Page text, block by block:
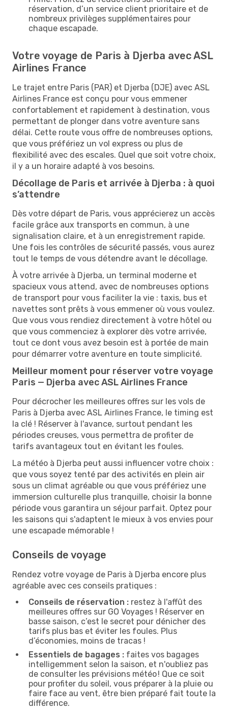
réservation, d’un service client prioritaire et de
nombreux privilèges supplémentaires pour
chaque escapade.
Votre voyage de Paris à Djerba avec ASL
Airlines France
Le trajet entre Paris (PAR) et Djerba (DJE) avec ASL
Airlines France est conçu pour vous emmener
confortablement et rapidement à destination, vous
permettant de plonger dans votre aventure sans
délai. Cette route vous offre de nombreuses options,
que vous préfériez un vol express ou plus de
flexibilité avec des escales. Quel que soit votre choix,
il y a un horaire adapté à vos besoins.
Décollage de Paris et arrivée à Djerba : à quoi
s’attendre
Dès votre départ de Paris, vous apprécierez un accès
facile grâce aux transports en commun, à une
signalisation claire, et à un enregistrement rapide.
Une fois les contrôles de sécurité passés, vous aurez
tout le temps de vous détendre avant le décollage.
À votre arrivée à Djerba, un terminal moderne et
spacieux vous attend, avec de nombreuses options
de transport pour vous faciliter la vie : taxis, bus et
navettes sont prêts à vous emmener où vous voulez.
Que vous vous rendiez directement à votre hôtel ou
que vous commenciez à explorer dès votre arrivée,
tout ce dont vous avez besoin est à portée de main
pour démarrer votre aventure en toute simplicité.
Meilleur moment pour réserver votre voyage
Paris — Djerba avec ASL Airlines France
Pour décrocher les meilleures offres sur les vols de
Paris à Djerba avec ASL Airlines France, le timing est
la clé ! Réserver à l'avance, surtout pendant les
périodes creuses, vous permettra de profiter de
tarifs avantageux tout en évitant les foules.
La météo à Djerba peut aussi influencer votre choix :
que vous soyez tenté par des activités en plein air
sous un climat agréable ou que vous préfériez une
immersion culturelle plus tranquille, choisir la bonne
période vous garantira un séjour parfait. Optez pour
les saisons qui s'adaptent le mieux à vos envies pour
une escapade mémorable !
Conseils de voyage
Rendez votre voyage de Paris à Djerba encore plus
agréable avec ces conseils pratiques :
Conseils de réservation : restez à l'affût des
meilleures offres sur GO Voyages ! Réserver en
basse saison, c’est le secret pour dénicher des
tarifs plus bas et éviter les foules. Plus
d’économies, moins de tracas !
Essentiels de bagages : faites vos bagages
intelligemment selon la saison, et n'oubliez pas
de consulter les prévisions météo ! Que ce soit
pour profiter du soleil, vous préparer à la pluie ou
faire face au vent, être bien préparé fait toute la
différence.